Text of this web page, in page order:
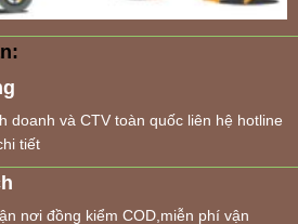
doanh và CTV toàn quốc liên hệ hotline
tiết
nơi đồng kiểm COD,miễn phí vận